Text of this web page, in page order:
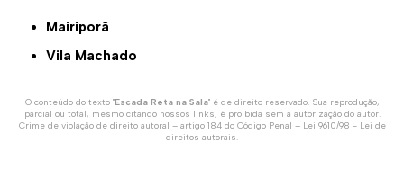
Mairiporã
Vila Machado
O conteúdo do texto "Escada Reta na Sala" é de direito reservado. Sua reprodução,
parcial ou total, mesmo citando nossos links, é proibida sem a autorização do autor.
Crime de violação de direito autoral – artigo 184 do Código Penal – Lei 9610/98 - Lei de
direitos autorais.